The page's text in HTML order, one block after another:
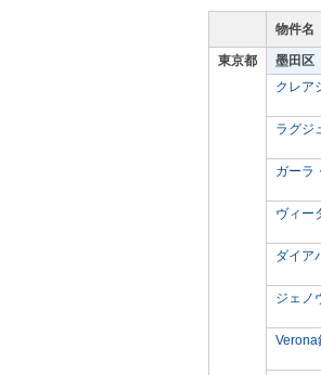
物件名
東京都
墨田区
クレア
ラグジ
ガーラ
ヴィー
ダイア
ジェノ